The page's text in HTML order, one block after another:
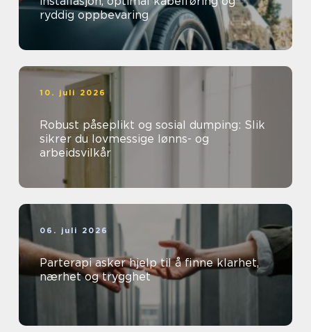
ryddig oppbevaring
10. juli 2026
Robust påseplikt og sosial dumping: Slik
sikrer du lovmessige lønns- og
arbeidsvilkår
06. juli 2026
Parterapi asker hjelp til å finne klarhet,
nærhet og trygghet